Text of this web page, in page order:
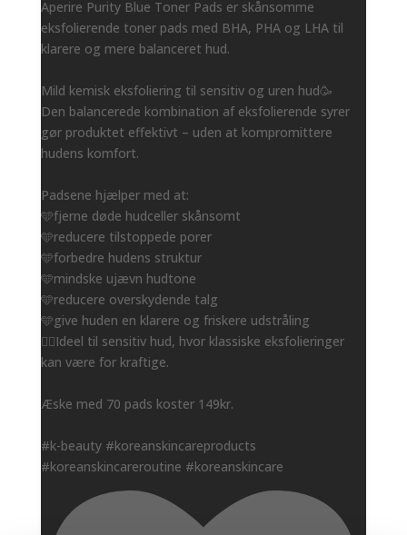
Aperire Purity Blue Toner Pads er skånsomme
eksfolierende toner pads med BHA, PHA og LHA til
klarere og mere balanceret hud.
Mild kemisk eksfoliering til sensitiv og uren hud🥳
Den balancerede kombination af eksfolierende syrer
gør produktet effektivt – uden at kompromittere
hudens komfort.
Padsene hjælper med at:
🩵fjerne døde hudceller skånsomt
🩵reducere tilstoppede porer
🩵forbedre hudens struktur
🩵mindske ujævn hudtone
🩵reducere overskydende talg
🩵give huden en klarere og friskere udstråling
👌🏻Ideel til sensitiv hud, hvor klassiske eksfolieringer
kan være for kraftige.
Æske med 70 pads koster 149kr.
#k-beauty #koreanskincareproducts
#koreanskincareroutine #koreanskincare